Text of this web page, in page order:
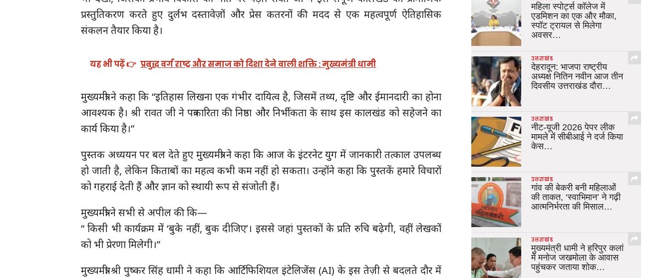
प्रस्तुतिकरण करते हुए दुर्लभ दस्तावेज़ों और प्रेस कतरनों की मदद से एक महत्वपूर्ण ऐतिहासिक
संकलन तैयार किया है।
यह भी पढ़ें 👉 प्रबुद्ध वर्ग राष्ट्र और समाज को दिशा देने वाली शक्ति : मुख्यमंत्री धामी
मुख्यमंत्री ने कहा कि “इतिहास लिखना एक गंभीर दायित्व है, जिसमें तथ्य, दृष्टि और ईमानदारी का होना
आवश्यक है। श्री रावत जी ने पत्रकारिता की निष्ठा और निर्भीकता के साथ इस कालखंड को सहेजने का
कार्य किया है।”
पुस्तक अध्ययन पर बल देते हुए मुख्यमंत्री ने कहा कि आज के इंटरनेट युग में जानकारी तत्काल उपलब्ध
हो जाती है, लेकिन किताबों का महत्व कभी कम नहीं हो सकता। उन्होंने कहा कि पुस्तकें हमारे विचारों
को गहराई देती हैं और ज्ञान को स्थायी रूप से संजोती हैं।
मुख्यमंत्री ने सभी से अपील की कि—
“ किसी भी कार्यक्रम में ‘बुके नहीं, बुक दीजिए’। इससे जहां पुस्तकों के प्रति रुचि बढ़ेगी, वहीं लेखकों
को भी प्रेरणा मिलेगी।”
मुख्यमंत्री श्री पुष्कर सिंह धामी ने कहा कि आर्टिफिशियल इंटेलिजेंस (AI) के इस तेज़ी से बदलते दौर में
महिला स्पोर्ट्स कॉलेज में
एडमिशन का एक और मौका,
स्पॉट ट्रायल से मिलेगा
अवसर…
उत्तराखंड
देहरादून: भाजपा राष्ट्रीय
अध्यक्ष नितिन नवीन आज तीन
दिवसीय उत्तराखंड दौरा…
उत्तराखंड
नीट-यूजी 2026 पेपर लीक
मामले में सीबीआई ने दर्ज किया
केस…
उत्तराखंड
गांव की बेकरी बनी महिलाओं
की ताकत, ‘स्वाभिमान’ ने गढ़ी
आत्मनिर्भरता की मिसाल…
उत्तराखंड
मुख्यमंत्री धामी ने हरिपुर कलां
में मनोज जखमोला के आवास
पहुंचकर जताया शोक…